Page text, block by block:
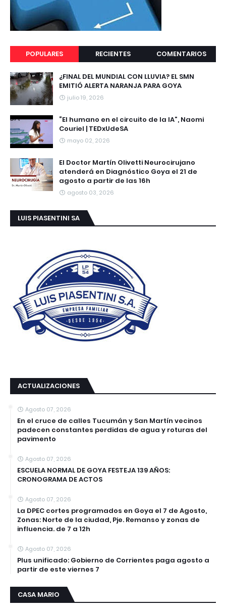
POPULARES RECIENTES COMENTARIOS
¿FINAL DEL MUNDIAL CON LLUVIA? EL SMN
EMITIÓ ALERTA NARANJA PARA GOYA
julio 19, 2026
“El humano en el circuito de la IA”, Naomi
Couriel | TEDxUdeSA
mayo 02, 2026
El Doctor Martín Olivetti Neurocirujano
atenderá en Diagnóstico Goya el 21 de
agosto a partir de las 16h
agosto 03, 2026
LUIS PIASENTINI SA
ACTUALIZACIONES
Agosto 07, 2026
En el cruce de calles Tucumán y San Martín vecinos
padecen constantes perdidas de agua y roturas del
pavimento
Agosto 07, 2026
ESCUELA NORMAL DE GOYA FESTEJA 139 AÑOS:
CRONOGRAMA DE ACTOS
Agosto 07, 2026
La DPEC cortes programados en Goya el 7 de Agosto,
Zonas: Norte de la ciudad, Pje. Remanso y zonas de
influencia. de 7 a 12h
Agosto 07, 2026
Plus unificado: Gobierno de Corrientes paga agosto a
partir de este viernes 7
CASA MARIO